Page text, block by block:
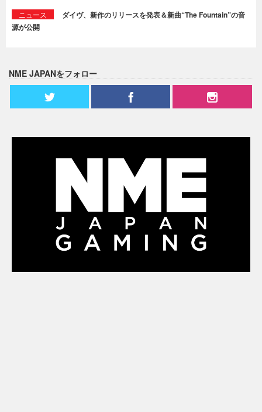
ニュース
ダイヴ、新作のリリースを発表＆新曲“The Fountain”の音
源が公開
NME JAPANをフォロー